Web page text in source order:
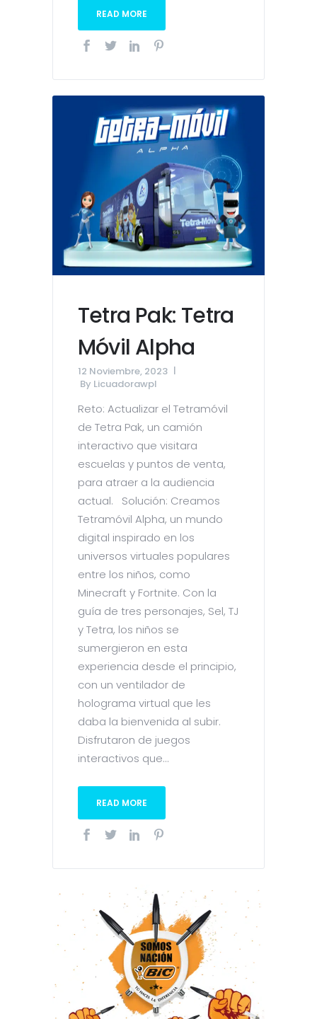
READ MORE
Tetra Pak: Tetra
Móvil Alpha
12 Noviembre, 2023
By Licuadorawpl
Reto: Actualizar el Tetramóvil
de Tetra Pak, un camión
interactivo que visitara
escuelas y puntos de venta,
para atraer a la audiencia
actual. Solución: Creamos
Tetramóvil Alpha, un mundo
digital inspirado en los
universos virtuales populares
entre los niños, como
Minecraft y Fortnite. Con la
guía de tres personajes, Sel, TJ
y Tetra, los niños se
sumergieron en esta
experiencia desde el principio,
con un ventilador de
holograma virtual que les
daba la bienvenida al subir.
Disfrutaron de juegos
interactivos que...
READ MORE